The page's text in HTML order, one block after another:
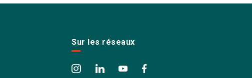
Sur les réseaux